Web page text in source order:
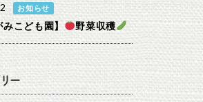
お知らせ
みこども園】 野菜収穫
ー